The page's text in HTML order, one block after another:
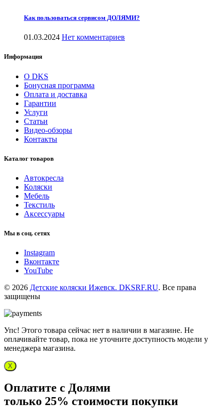
Как пользоваться сервисом ДОЛЯМИ?
01.03.2024 Нет комментариев
Информация
О DKS
Бонусная программа
Оплата и доставка
Гарантии
Услуги
Статьи
Видео-обзоры
Контакты
Каталог товаров
Автокресла
Коляски
Мебель
Текстиль
Аксессуары
Мы в соц. сетях
Instagram
Вконтакте
YouTube
© 2026 Детские коляски Ижевск. DKSRF.RU. Все права
защищены
Упс! Этого товара сейчас нет в наличии в магазине. Не
оплачивайте товар, пока не уточните доступность модели у
менеджера магазина.
X
Оплатите с Долями
только 25% стоимости покупки